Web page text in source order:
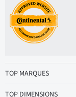
TOP MARQUES
TOP DIMENSIONS